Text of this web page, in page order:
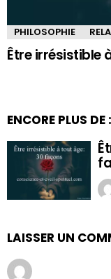
PHILOSOPHIE
Être irrésistible
ENCORE PLUS DE :
LAISSER UN